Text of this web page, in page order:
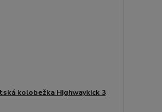
kolobežka Highwaykick 3